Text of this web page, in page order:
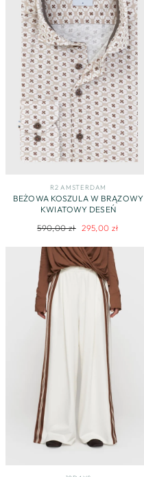
R2 AMSTERDAM
BEŻOWA KOSZULA W BRĄZOWY
KWIATOWY DESEŃ
Regularna
590,00 zł Cena
295,00 zł